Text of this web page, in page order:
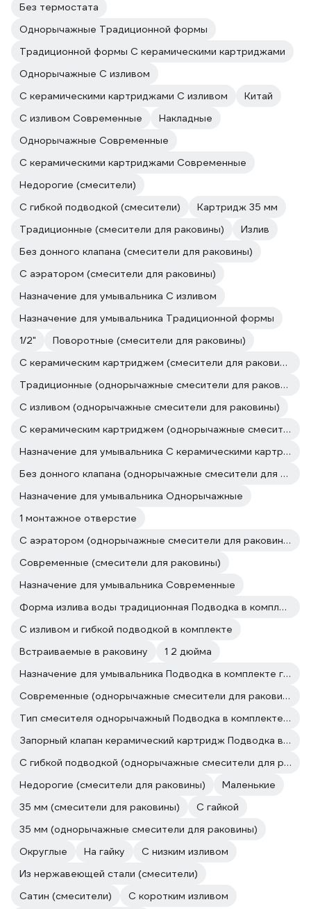
Без термостата
Однорычажные Традиционной формы
Традиционной формы С керамическими картриджами
Однорычажные С изливом
С керамическими картриджами С изливом
Китай
С изливом Современные
Накладные
Однорычажные Современные
С керамическими картриджами Современные
Недорогие (смесители)
С гибкой подводкой (смесители)
Картридж 35 мм
Традиционные (смесители для раковины)
Излив
Без донного клапана (смесители для раковины)
С аэратором (смесители для раковины)
Назначение для умывальника С изливом
Назначение для умывальника Традиционной формы
1/2"
Поворотные (смесители для раковины)
С керамическим картриджем (смесители для раковины)
Традиционные (однорычажные смесители для раковины)
С изливом (однорычажные смесители для раковины)
С керамическим картриджем (однорычажные смесители для раковины)
Назначение для умывальника С керамическими картриджами
Без донного клапана (однорычажные смесители для раковины)
Назначение для умывальника Однорычажные
1 монтажное отверстие
С аэратором (однорычажные смесители для раковины)
Современные (смесители для раковины)
Назначение для умывальника Современные
Форма излива воды традиционная Подводка в комплекте гибкая
С изливом и гибкой подводкой в комплекте
Встраиваемые в раковину
1 2 дюйма
Назначение для умывальника Подводка в комплекте гибкая
Современные (однорычажные смесители для раковины)
Тип смесителя однорычажный Подводка в комплекте гибкая
Запорный клапан керамический картридж Подводка в комплекте гибкая
С гибкой подводкой (однорычажные смесители для раковины)
Недорогие (смесители для раковины)
Маленькие
35 мм (смесители для раковины)
С гайкой
35 мм (однорычажные смесители для раковины)
Округлые
На гайку
С низким изливом
Из нержавеющей стали (смесители)
Сатин (смесители)
С коротким изливом